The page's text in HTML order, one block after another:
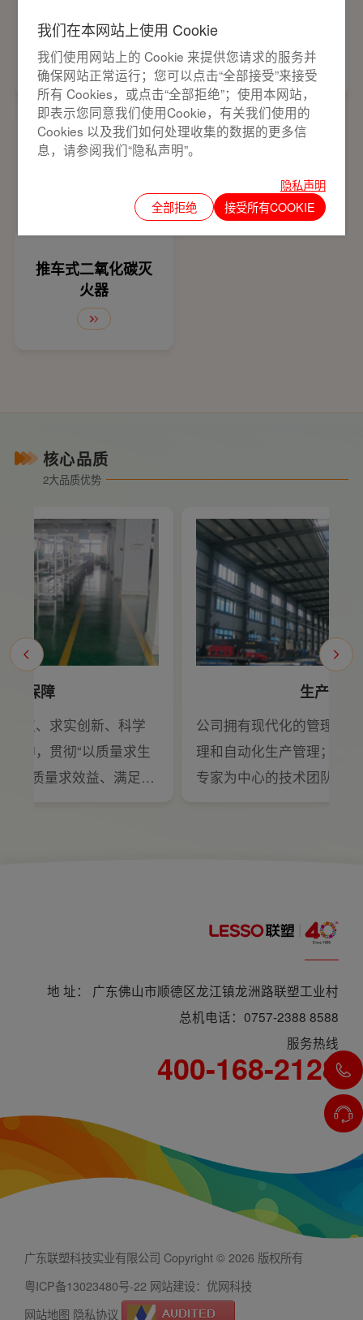
推车式二氧化碳灭
火器
核心品质
2大品质优势
质保障
进取、求实创新、科学
精神，贯彻“以质量求生
以质量求效益、满足并
生产优势
公司拥有现代化的管理体
理和自动化生产管理；拥
专家为中心的技术团队，
自主研发能力。
地 址： 广东佛山市顺德区龙江镇龙洲路联塑工业村
总机电话：0757-2388 8588
服务热线
400-168-2128
广东联塑科技实业有限公司 Copyright © 2026 版权所有
粤ICP备13023480号-22 网站建设：优网科技
网站地图 隐私协议
我们在本网站上使用 Cookie
我们使用网站上的 Cookie 来提供您请求的服务并
确保网站正常运行；您可以点击“全部接受”来接受
所有 Cookies，或点击“全部拒绝”；使用本网站，
即表示您同意我们使用Cookie，有关我们使用的
Cookies 以及我们如何处理收集的数据的更多信
息，请参阅我们“隐私声明”。
隐私声明
全部拒绝
接受所有COOKIE